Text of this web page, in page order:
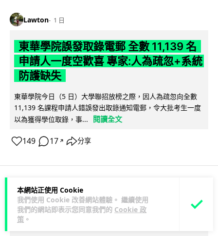
本網站正使用 Cookie
我們使用 Cookie 改善網站體驗。 繼續使用
我們的網站即表示您同意我們的 Cookie 政
策 。
Lawton 1 日
東華學院誤發取錄電郵 全數 11,139 名
申請人一度空歡喜 專家:人為疏忽+系統
防護缺失
東華學院今日（5 日）大學聯招放榜之際，因人為疏忽向全數
11,139 名課程申請人錯誤發出取錄通知電郵，令大批考生一度
以為獲得學位取錄，事...
閱讀全文
149 17 ↗ 分享
科技娛樂 影視娛樂
Lawton